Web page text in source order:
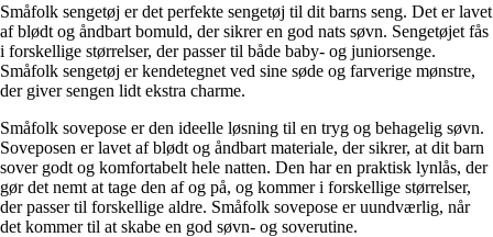
Småfolk sengetøj er det perfekte sengetøj til dit barns seng. Det er lavet
af blødt og åndbart bomuld, der sikrer en god nats søvn. Sengetøjet fås
i forskellige størrelser, der passer til både baby- og juniorsenge.
Småfolk sengetøj er kendetegnet ved sine søde og farverige mønstre,
der giver sengen lidt ekstra charme.
Småfolk sovepose er den ideelle løsning til en tryg og behagelig søvn.
Soveposen er lavet af blødt og åndbart materiale, der sikrer, at dit barn
sover godt og komfortabelt hele natten. Den har en praktisk lynlås, der
gør det nemt at tage den af og på, og kommer i forskellige størrelser,
der passer til forskellige aldre. Småfolk sovepose er uundværlig, når
det kommer til at skabe en god søvn- og soverutine.